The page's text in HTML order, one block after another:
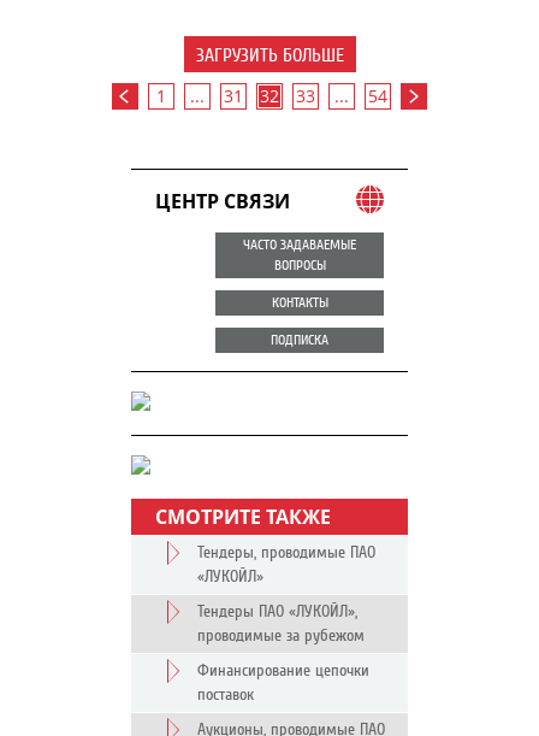
ЗАГРУЗИТЬ БОЛЬШЕ
1 ... 31 32 33 ... 54
ЦЕНТР СВЯЗИ
ЧАСТО ЗАДАВАЕМЫЕ
ВОПРОСЫ
КОНТАКТЫ
ПОДПИСКА
СМОТРИТЕ ТАКЖЕ
Тендеры, проводимые ПАО
«ЛУКОЙЛ»
Тендеры ПАО «ЛУКОЙЛ»,
проводимые за рубежом
Финансирование цепочки
поставок
Аукционы, проводимые ПАО